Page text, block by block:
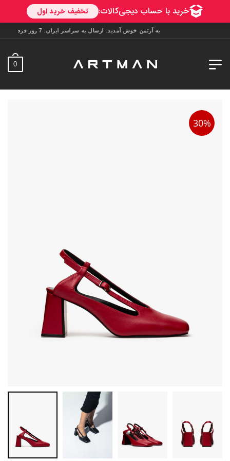
به آرتمن خوش آمدید. ارسال به سراسر ایران. 7 روز فرصت تست در منزل. 1 سال خدمات پس از فروش.
0
30%